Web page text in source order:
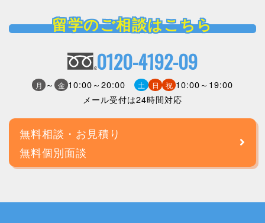
留学のご相談はこちら
0120-4192-09
月 ～ 金 10:00～20:00 土 日 祝 10:00～19:00
メール受付は24時間対応
無料相談・お見積り
無料個別面談